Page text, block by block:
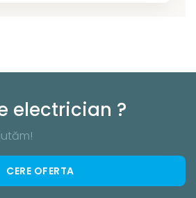
electrician ?
CERE OFERTA